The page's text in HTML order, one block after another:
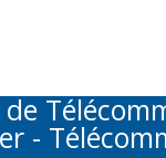
de
-